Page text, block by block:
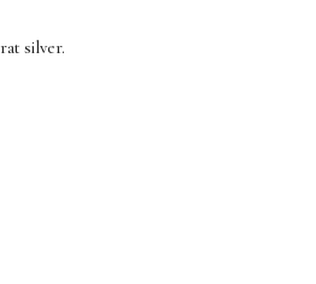
silver.